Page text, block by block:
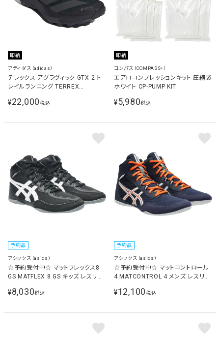
即納
アディダス（adidas）
テレックス アグラヴィック GTX 2 ト
レイルランニング TERREX
メンズ トレイルランニングシューズ
¥22,000税込
即納
コンパス（COMPASS+）
エアロコンプレッションキット 圧縮袋
ホワイト CP-PUMP KIT
¥5,980税込
予約品
アシックス（asics）
☆予約受付中☆ マットフレックス8
GS MATFLEX 8 GS キッズ レスリン
1084A016 001
¥8,030税込
予約品
アシックス（asics）
☆予約受付中☆ マットコントロール
4 MATCONTROL 4 メンズ レスリン
1081A069 400
¥12,100税込